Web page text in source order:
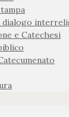
dialogo
e Catechesi